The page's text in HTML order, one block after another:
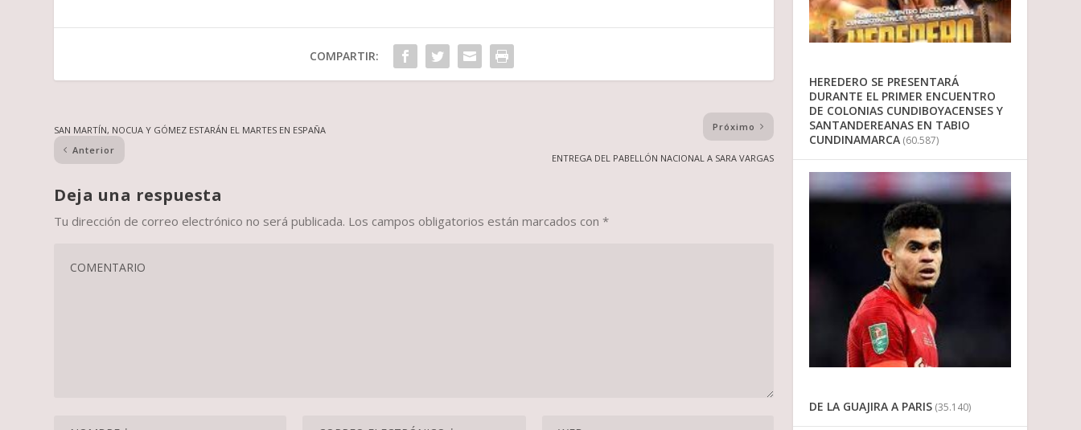
COMPARTIR:
SAN MARTÍN, NOCUA Y GÓMEZ ESTARÁN EL MARTES EN ESPAÑA
Anterior
Próximo
ENTREGA DEL PABELLÓN NACIONAL A SARA VARGAS
Deja una respuesta
Tu dirección de correo electrónico no será publicada. Los campos obligatorios están marcados con*
HEREDERO SE PRESENTARÁ
DURANTE EL PRIMER ENCUENTRO
DE COLONIAS CUNDIBOYACENSES Y
SANTANDEREANAS EN TABIO
CUNDINAMARCA (60.587)
DE LA GUAJIRA A PARIS (35.140)